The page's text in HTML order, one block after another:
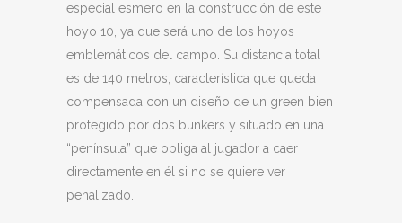
especial esmero en la construcción de este
hoyo 10, ya que será uno de los hoyos
emblemáticos del campo. Su distancia total
es de 140 metros, característica que queda
compensada con un diseño de un green bien
protegido por dos bunkers y situado en una
“península” que obliga al jugador a caer
directamente en él si no se quiere ver
penalizado.